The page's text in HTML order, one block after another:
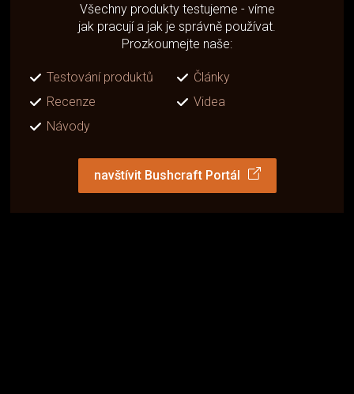
Všechny produkty testujeme - víme
jak pracují a jak je správně používat.
Prozkoumejte naše:
Testování produktů
Články
Recenze
Videa
Návody
navštívit Bushcraft Portál